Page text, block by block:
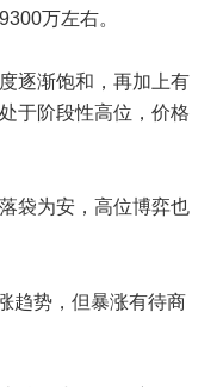
万左右。
逐渐饱和，再加上有
于阶段性高位，价格
袋为安，高位博弈也
趋势，但暴涨有待商